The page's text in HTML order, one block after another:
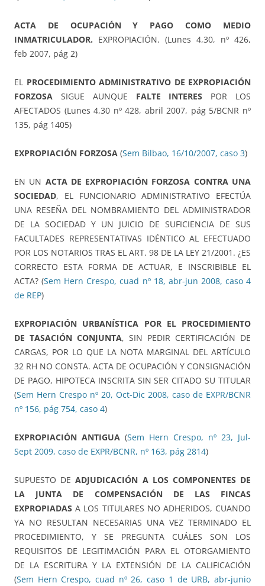
ACTA DE OCUPACIÓN Y PAGO COMO MEDIO
INMATRICULADOR. EXPROPIACIÓN. (Lunes 4,30, nº 426,
feb 2007, pág 2)
EL PROCEDIMIENTO ADMINISTRATIVO DE EXPROPIACIÓN
FORZOSA SIGUE AUNQUE FALTE INTERES POR LOS
AFECTADOS (Lunes 4,30 nº 428, abril 2007, pág 5/BCNR nº
135, pág 1405)
EXPROPIACIÓN FORZOSA (Sem Bilbao, 16/10/2007, caso 3)
EN UN ACTA DE EXPROPIACIÓN FORZOSA CONTRA UNA
SOCIEDAD, EL FUNCIONARIO ADMINISTRATIVO EFECTÚA
UNA RESEÑA DEL NOMBRAMIENTO DEL ADMINISTRADOR
DE LA SOCIEDAD Y UN JUICIO DE SUFICIENCIA DE SUS
FACULTADES REPRESENTATIVAS IDÉNTICO AL EFECTUADO
POR LOS NOTARIOS TRAS EL ART. 98 DE LA LEY 21/2001. ¿ES
CORRECTO ESTA FORMA DE ACTUAR, E INSCRIBIBLE EL
ACTA? (Sem Hern Crespo, cuad nº 18, abr-jun 2008, caso 4
de REP)
EXPROPIACIÓN URBANÍSTICA POR EL PROCEDIMIENTO
DE TASACIÓN CONJUNTA, SIN PEDIR CERTIFICACIÓN DE
CARGAS, POR LO QUE LA NOTA MARGINAL DEL ARTÍCULO
32 RH NO CONSTA. ACTA DE OCUPACIÓN Y CONSIGNACIÓN
DE PAGO, HIPOTECA INSCRITA SIN SER CITADO SU TITULAR
(Sem Hern Crespo nº 20, Oct-Dic 2008, caso de EXPR/BCNR
nº 156, pág 754, caso 4)
EXPROPIACIÓN ANTIGUA (Sem Hern Crespo, nº 23, Jul-
Sept 2009, caso de EXPR/BCNR, nº 163, pág 2814)
SUPUESTO DEADJUDICACIÓN A LOS COMPONENTES DE
LA JUNTA DE COMPENSACIÓN DE LAS FINCAS
EXPROPIADAS A LOS TITULARES NO ADHERIDOS, CUANDO
YA NO RESULTAN NECESARIAS UNA VEZ TERMINADO EL
PROCEDIMIENTO, Y SE PREGUNTA CUÁLES SON LOS
REQUISITOS DE LEGITIMACIÓN PARA EL OTORGAMIENTO
DE LA ESCRITURA Y LA EXTENSIÓN DE LA CALIFICACIÓN
(Sem Hern Crespo, cuad nº 26, caso 1 de URB, abr-junio